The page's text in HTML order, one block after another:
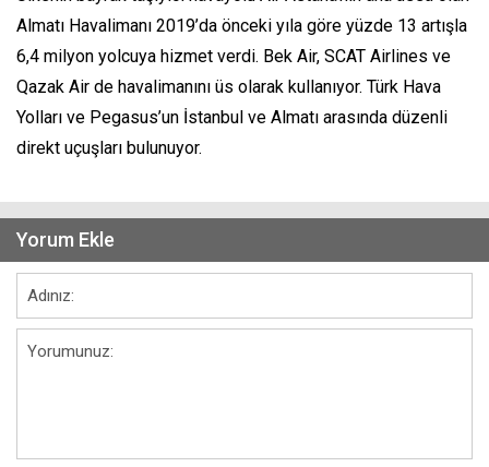
Almatı Havalimanı 2019’da önceki yıla göre yüzde 13 artışla
6,4 milyon yolcuya hizmet verdi. Bek Air, SCAT Airlines ve
Qazak Air de havalimanını üs olarak kullanıyor. Türk Hava
Yolları ve Pegasus’un İstanbul ve Almatı arasında düzenli
direkt uçuşları bulunuyor.
Yorum Ekle